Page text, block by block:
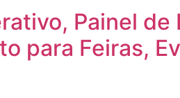
Painel
para Feiras,